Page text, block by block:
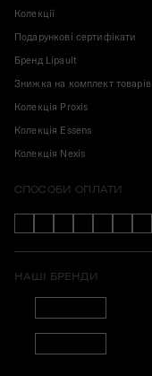
Колекції
Подарункові сертифікати
Бренд Lipault
Знижка на комплект товарів
Колекція Proxis
Колекція Essens
Колекція Nexis
СПОСОБИ ОПЛАТИ
НАШІ БРЕНДИ